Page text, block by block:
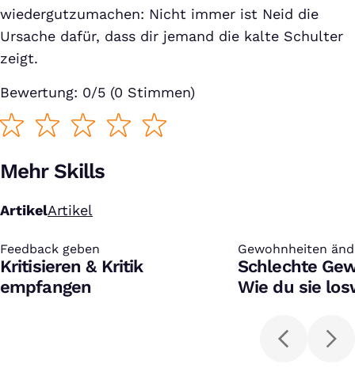
wiedergutzumachen: Nicht immer ist Neid die
Ursache dafür, dass dir jemand die kalte Schulter
zeigt.
Bewertung: 0/5 (0 Stimmen)
Mehr Skills
ArtikelArtikel
Feedback geben
:
Kritisieren & Kritik
empfangen
Gewohnheiten
:
Schlechte
Wie du sie